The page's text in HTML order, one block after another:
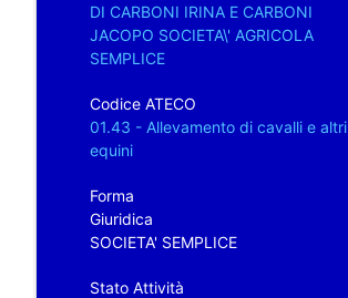
DI CARBONI IRINA E CARBONI
JACOPO SOCIETA\' AGRICOLA
SEMPLICE
Codice ATECO
01.43 - Allevamento di cavalli e altri
equini
Forma
Giuridica
SOCIETA' SEMPLICE
Stato Attività